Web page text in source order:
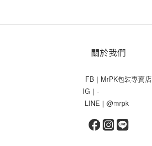
關於我們
FB｜MrPK包裝專賣店
IG｜-
LINE｜@mrpk